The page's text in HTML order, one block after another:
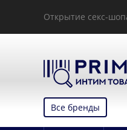
Открытие секс-
Все бренды